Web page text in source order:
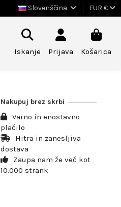
Slovenščina EUR €
Iskanje Prijava Košarica
Nakupuj brez skrbi
Varno in enostavno
plačilo
Hitra in zanesljiva
dostava
Zaupa nam že več kot
10.000 strank